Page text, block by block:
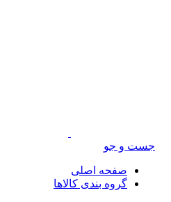
و جو
صفحه اصلی
گروه بندی کالاها